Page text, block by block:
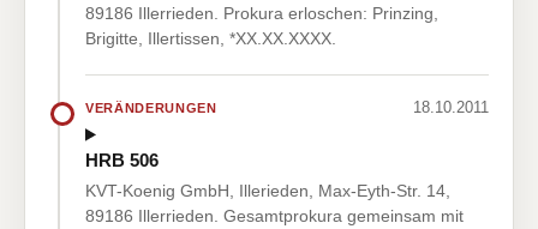
89186 Illerrieden. Prokura erloschen: Prinzing,
Brigitte, Illertissen, *XX.XX.XXXX.
VERÄNDERUNGEN 18.10.2011
HRB 506
KVT-Koenig GmbH, Illerieden, Max-Eyth-Str. 14,
89186 Illerrieden. Gesamtprokura gemeinsam mit